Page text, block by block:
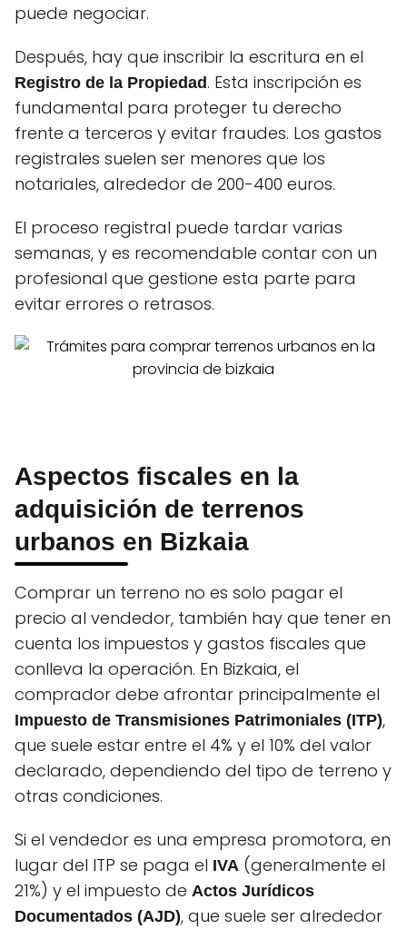
puede negociar.
Después, hay que inscribir la escritura en el
Registro de la Propiedad. Esta inscripción es
fundamental para proteger tu derecho
frente a terceros y evitar fraudes. Los gastos
registrales suelen ser menores que los
notariales, alrededor de 200-400 euros.
El proceso registral puede tardar varias
semanas, y es recomendable contar con un
profesional que gestione esta parte para
evitar errores o retrasos.
Aspectos fiscales en la
adquisición de terrenos
urbanos en Bizkaia
Comprar un terreno no es solo pagar el
precio al vendedor, también hay que tener en
cuenta los impuestos y gastos fiscales que
conlleva la operación. En Bizkaia, el
comprador debe afrontar principalmente el
Impuesto de Transmisiones Patrimoniales (ITP),
que suele estar entre el 4% y el 10% del valor
declarado, dependiendo del tipo de terreno y
otras condiciones.
Si el vendedor es una empresa promotora, en
lugar del ITP se paga el IVA (generalmente el
21%) y el impuesto de Actos Jurídicos
Documentados (AJD), que suele ser alrededor